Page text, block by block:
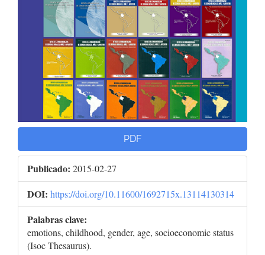
PDF
Publicado: 2015-02-27
DOI: https://doi.org/10.11600/1692715x.13114130314
Palabras clave:
emotions, childhood, gender, age, socioeconomic status
(Isoc Thesaurus).